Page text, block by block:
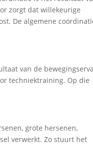
zorgt dat willekeurige
De algemene
van de
techniektraining. Op die
grote hersenen,
verwerkt. Zo stuurt het